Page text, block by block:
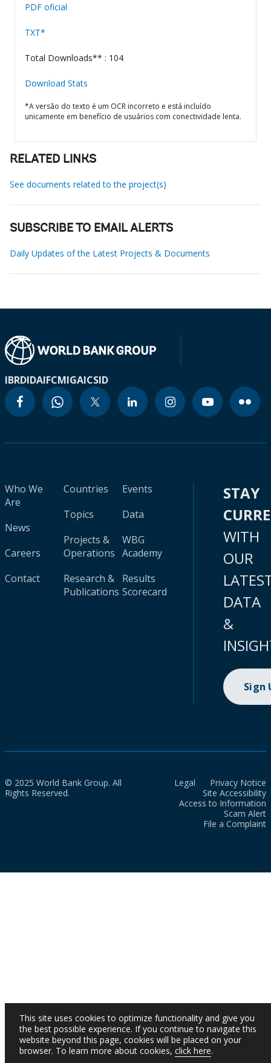
PDF oficial
TXT*
Total Downloads** : 104
Download Stats
*A versão do texto é um OCR incorreto e está incluído
unicamente em benefício de usuários com conectividade lenta.
RELATED LINKS
See documents related to the project(s)
SUBSCRIBE TO EMAIL ALERTS
Daily Updates of the Latest Projects & Documents
IBRDIDAIFCMIGAICSID
Who We
Are
News
Careers
Contact
Countries
Topics
Projects &
Operations
Research &
Publications
Events
Data
WBG
Academy
Results
Scorecard
STAY
WITH
OUR
DATA
&
Sign
© 2025 World Bank Group. All
Rights Reserved.
Legal
Privacy Notice
Site Accessibility
Access to Information
Scam Alert
File a Complaint
This site uses cookies to optimize functionality and give you
the best possible experience. If you continue to navigate this
website beyond this page, cookies will be placed on your
browser. To learn more about cookies, click here.